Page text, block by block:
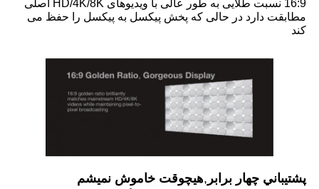
16:9 نسبت طلایی به طور عالی با ویدیوهای HD/4K/8K اصلی
مطابقت دارد در حالی که پخش پیکسل به پیکسل را حفظ می
کند
پشتيباني چهار برابر ,هیچوقت خاموش نمیشم